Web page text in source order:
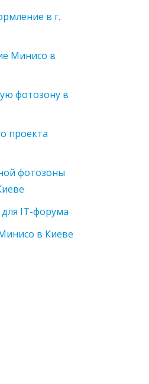
в г.
Минисо в
фотозону в
проекта
фотозоны
IT-форума
в Киеве